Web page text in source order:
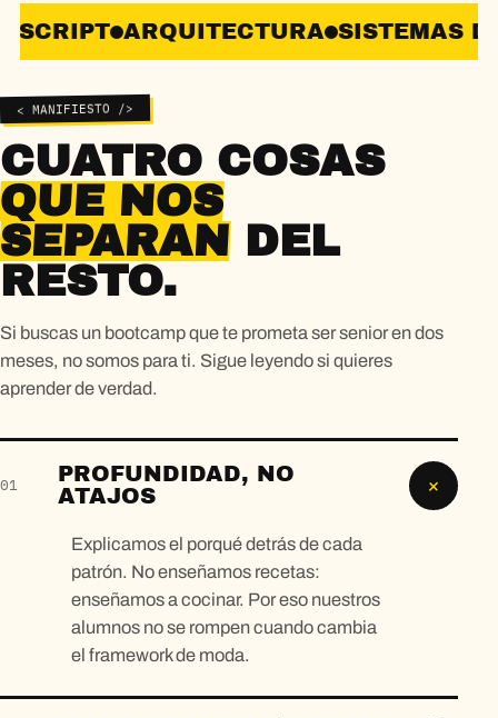
ARQUITECTURA SISTEMAS DE
< MANIFIESTO />
CUATRO COSAS
NOS
DEL
RESTO.
Si buscas un bootcamp que te prometa ser senior en dos
meses, no somos para ti. Sigue leyendo si quieres
aprender de verdad.
01
PROFUNDIDAD, NO
ATAJOS
Explicamos el porqué detrás de cada
patrón. No enseñamos recetas:
enseñamos a cocinar. Por eso nuestros
alumnos no se rompen cuando cambia
el framework de moda.